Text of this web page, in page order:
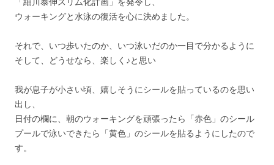
ウォーキングと水泳の復活を心に決めました。
それで、いつ歩いたのか、いつ泳いだのか一目で分かるように
そして、どうせなら、楽しく♪と思い
我が息子が小さい頃、嬉しそうにシールを貼っているのを思い
出し、
日付の欄に、朝のウォーキングを頑張ったら「赤色」のシール
プールで泳いできたら「黄色」のシールを貼るようにしたので
す。